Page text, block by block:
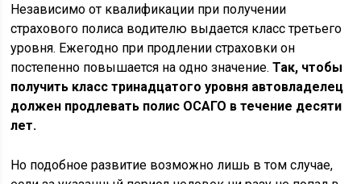
Независимо от квалификации при получении
страхового полиса водителю выдается класс третьего
уровня. Ежегодно при продлении страховки он
постепенно повышается на одно значение.Так, чтобы
получить класс тринадцатого уровня автовладелец
должен продлевать полис ОСАГО в течение десяти
лет.
Но подобное развитие возможно лишь в том случае,